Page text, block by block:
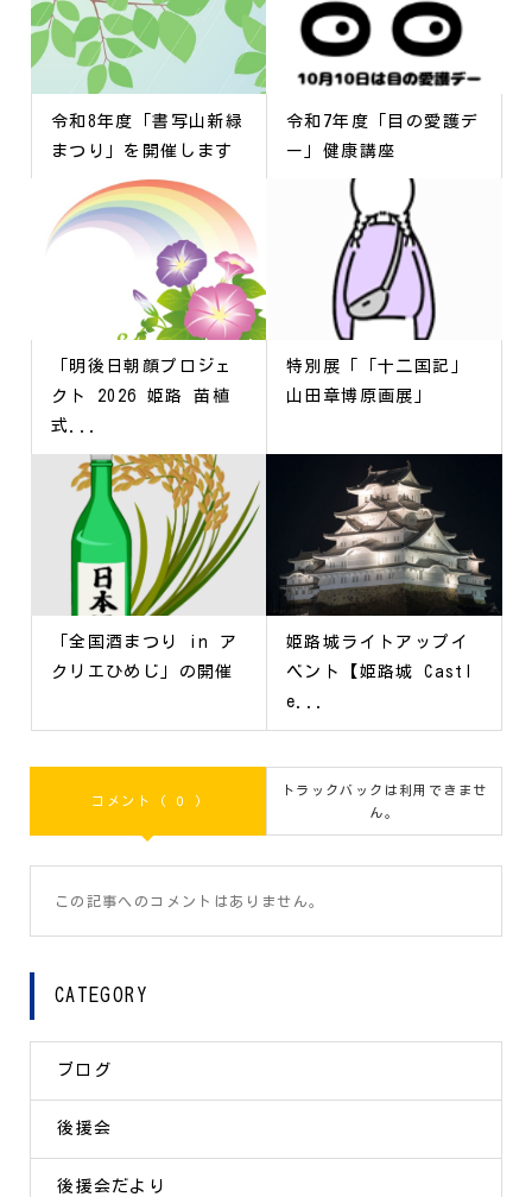
令和8年度「書写山新緑
まつり」を開催します
令和7年度「目の愛護デ
ー」健康講座
「明後日朝顔プロジェ
クト 2026 姫路 苗植
式...
特別展「「十二国記」
山田章博原画展」
「全国酒まつり in ア
クリエひめじ」の開催
姫路城ライトアップイ
ベント【姫路城 Castl
e...
コメント ( 0 )
トラックバックは利用できませ
ん。
この記事へのコメントはありません。
CATEGORY
ブログ
後援会
後援会だより